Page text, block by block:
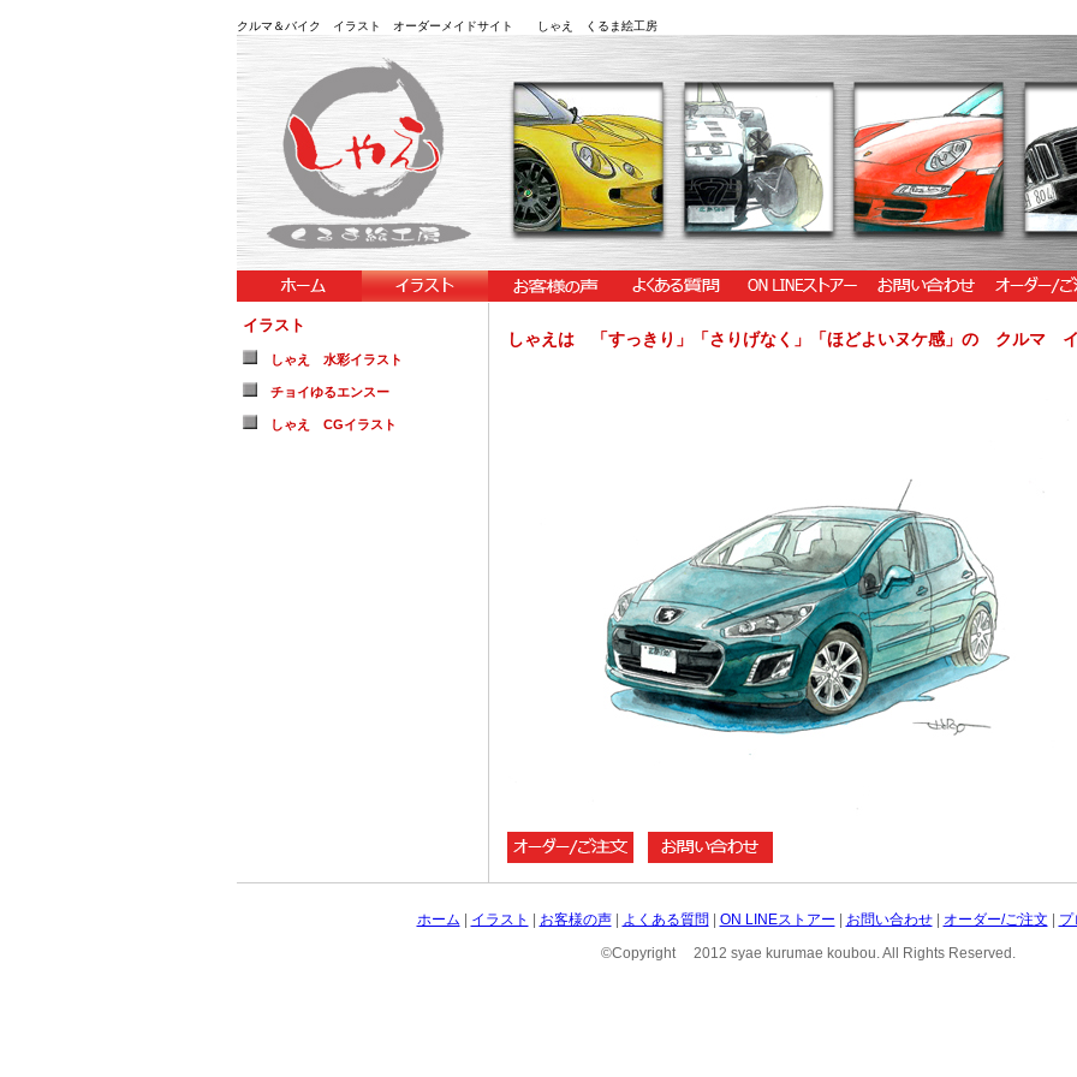
クルマ＆バイク イラスト オーダーメイドサイト しゃえ くるま絵工房
イラスト
しゃえ 水彩イラスト
チョイゆるエンスー
しゃえ CGイラスト
しゃえは 「すっきり」「さりげなく」「ほどよいヌケ感」の クルマ
ホーム イラスト お客様の声| よくある質問 ON LINEストアー お問い合わせ| オーダー/ご注文
プ
©Copyright 2012 syae kurumae koubou. All Rights Reserved.